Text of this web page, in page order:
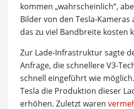
kommen „wahrscheinlich“,
Bilder von den Tesla-Kameras
das zu viel Bandbreite kosten
Zur Lade-Infrastruktur sagte
Anfrage, die schnellere V3-
schnell eingeführt wie
Tesla die Produktion dieser
erhöhen. Zuletzt waren